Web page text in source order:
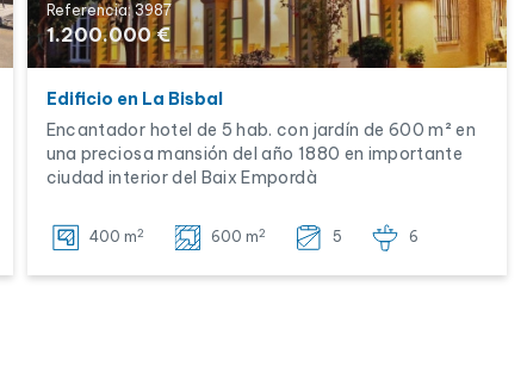
Referencia: 3987
1.200.000 €
Edificio en La Bisbal
Encantador hotel de 5 hab. con jardín de 600 m² en
una preciosa mansión del año 1880 en importante
ciudad interior del Baix Empordà
400 m2 600 m2 5 6